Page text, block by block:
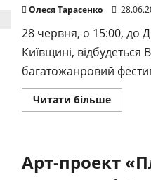
Олеся Тарасенко
28 червня, о 15:00, до
Київщині, відбудеться
багатожанровий
Читати більше
про
Ірпінь”
Арт-проект